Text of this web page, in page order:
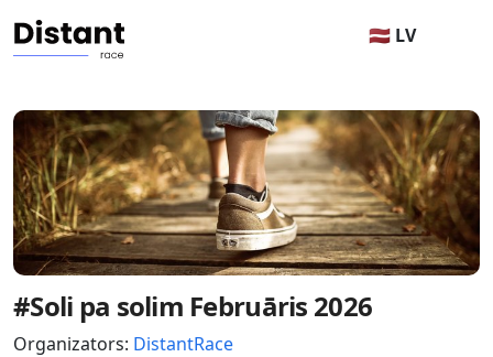
🇱🇻 LV
#Soli pa solim Februāris 2026
Organizators: DistantRace